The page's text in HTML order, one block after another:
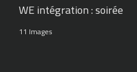
WE intégration : soirée
11 Images